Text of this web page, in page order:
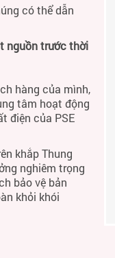
có thể dẫn
nguồn trước thời
hàng của mình,
tâm hoạt động
điện của PSE
khắp Thung
nghiêm trọng
bảo vệ bản
khỏi khói